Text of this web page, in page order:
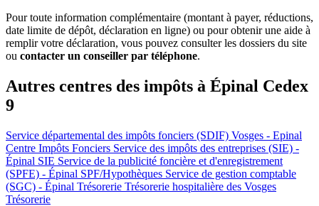
Pour toute information complémentaire (montant à payer, réductions,
date limite de dépôt, déclaration en ligne) ou pour obtenir une aide à
remplir votre déclaration, vous pouvez consulter les dossiers du site
ou contacter un conseiller par téléphone.
Autres centres des impôts à Épinal Cedex
9
Service départemental des impôts fonciers (SDIF) Vosges - Epinal
Centre Impôts Fonciers Service des impôts des entreprises (SIE) -
Épinal SIE Service de la publicité foncière et d'enregistrement
(SPFE) - Épinal SPF/Hypothèques Service de gestion comptable
(SGC) - Épinal Trésorerie Trésorerie hospitalière des Vosges
Trésorerie